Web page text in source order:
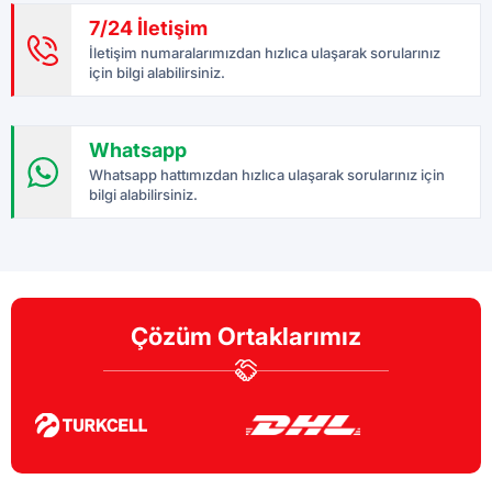
7/24 İletişim
İletişim numaralarımızdan hızlıca ulaşarak sorularınız
için bilgi alabilirsiniz.
Whatsapp
Whatsapp hattımızdan hızlıca ulaşarak sorularınız için
bilgi alabilirsiniz.
Çözüm Ortaklarımız